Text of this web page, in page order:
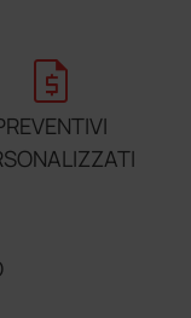
request_quote